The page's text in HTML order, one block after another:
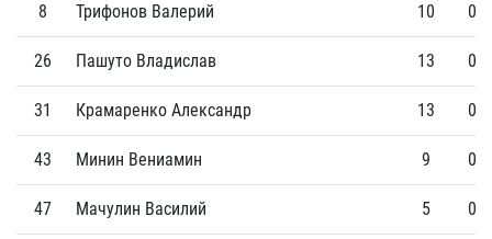
8 Трифонов Валерий 10 0
26 Пашуто Владислав 13 0
31 Крамаренко Александр 13 0
43 Минин Вениамин 9 0
47 Мачулин Василий 5 0